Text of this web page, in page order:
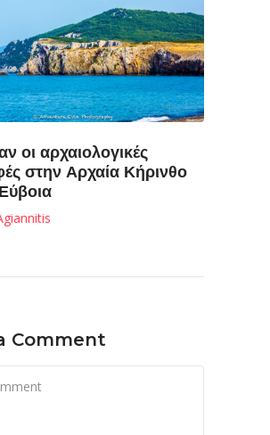
οι αρχαιολογικές
στην Αρχαία Κήρινθο
Comment